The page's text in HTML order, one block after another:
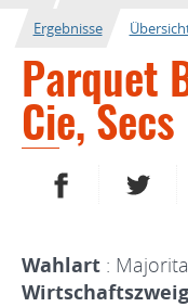
Ergebnisse
Parquet
Cie, Secs
AUF FACEBOOK
Wahlart :